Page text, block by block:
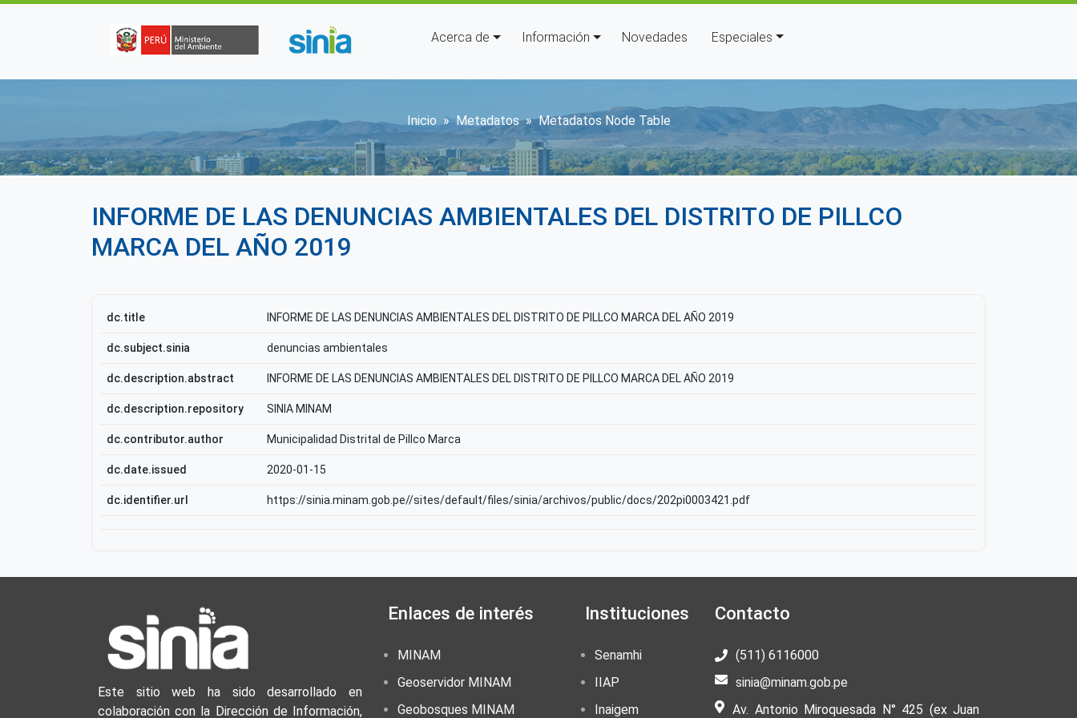
Navegación principal
Acerca de Información Novedades Especiales
Sobrescribir enlaces de ayuda a la navegación
Inicio Metadatos Metadatos Node Table
INFORME DE LAS DENUNCIAS AMBIENTALES DEL DISTRITO DE PILLCO
MARCA DEL AÑO 2019
dc.title INFORME DE LAS DENUNCIAS AMBIENTALES DEL DISTRITO DE PILLCO MARCA DEL AÑO 2019
dc.subject.sinia denuncias ambientales
dc.description.abstract INFORME DE LAS DENUNCIAS AMBIENTALES DEL DISTRITO DE PILLCO MARCA DEL AÑO 2019
dc.description.repository SINIA MINAM
dc.contributor.author Municipalidad Distrital de Pillco Marca
dc.date.issued 2020-01-15
dc.identifier.url https://sinia.minam.gob.pe//sites/default/files/sinia/archivos/public/docs/202pi0003421.pdf
Este sitio web ha sido desarrollado en
colaboración con la Dirección de Información,
Enlaces de interés
MINAM
Geoservidor MINAM
Geobosques MINAM
Instituciones
Senamhi
IIAP
Inaigem
Contacto
(511) 6116000
sinia@minam.gob.pe
Av. Antonio Miroquesada N° 425 (ex Juan